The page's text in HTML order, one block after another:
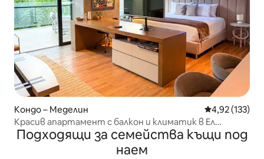
Кондо – Меделин Средна
4,92 (133)
Красив апартамент с балкон и климатик в Ел
Побладо
Подходящи за семейства къщи под
наем